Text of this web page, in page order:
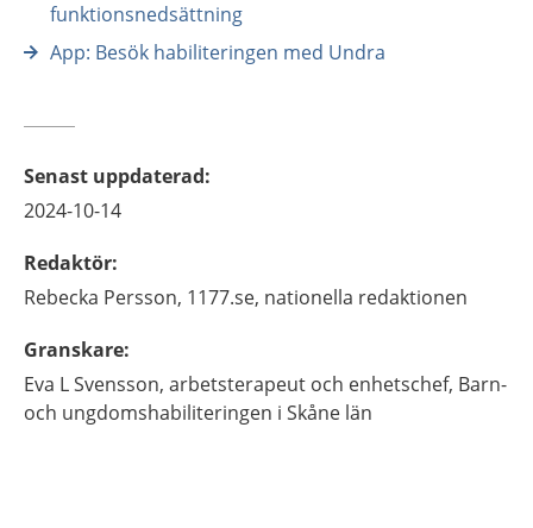
funktionsnedsättning
App: Besök habiliteringen​ med Undra
Senast uppdaterad:
2024-10-14
Redaktör:
Rebecka Persson, 1177.se, nationella redaktionen
Granskare:
Eva L Svensson, arbetsterapeut och enhetschef, Barn-
och ungdomshabiliteringen i Skåne län